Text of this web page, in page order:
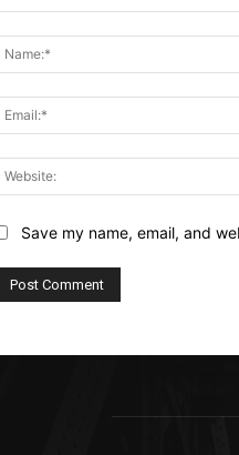
Save my name, email, and